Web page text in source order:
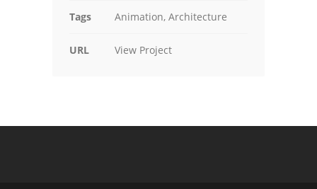
Tags Animation, Architecture
URL View Project